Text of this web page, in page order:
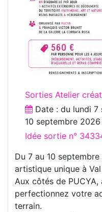
Sorties Atelier
Date : du lundi 7
10 septembre 2026
Idée sortie n°
Du 7 au 10
artistique unique à
Aux côtés de
perfectionnez votre
terrain.